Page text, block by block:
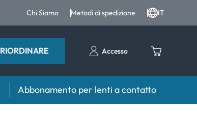
Chi Siamo Metodi di spedizione IT
RIORDINARE Accesso
Abbonamento per lenti a contatto